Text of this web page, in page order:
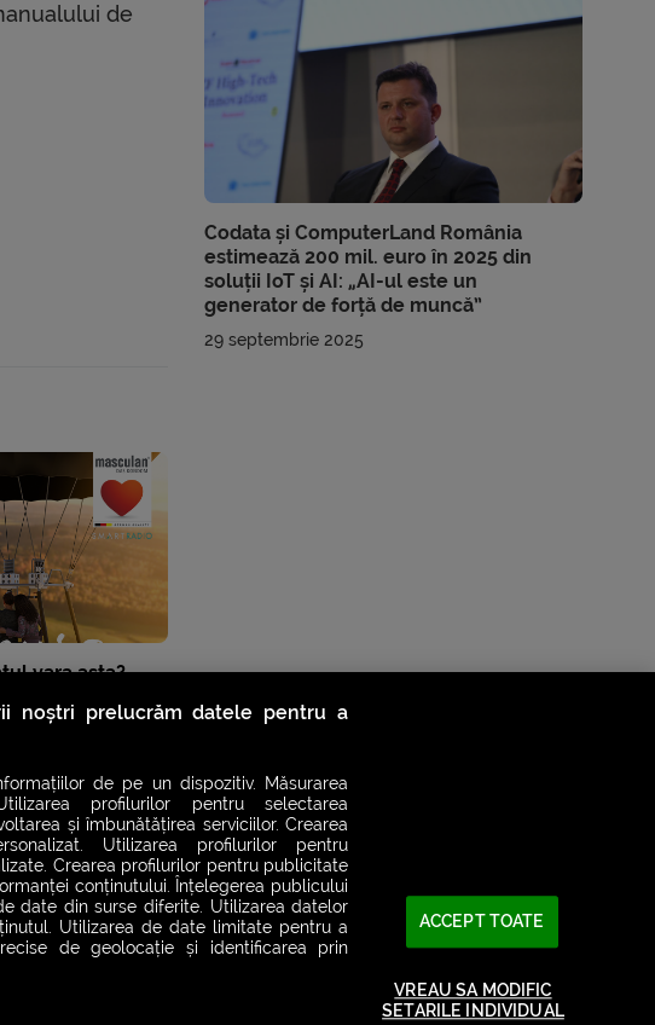
de
vara asta?
Codata și ComputerLand România
estimează 200 mil. euro în 2025 din
soluții IoT și AI: „AI-ul este un
generator de forță de muncă”
29 septembrie 2025
noștri prelucrăm datele pentru a
de pe un dispozitiv. Măsurarea
profilurilor pentru selectarea
și îmbunătățirea serviciilor. Crearea
Utilizarea profilurilor pentru
Crearea profilurilor pentru publicitate
conținutului. Înțelegerea publicului
date din surse diferite. Utilizarea datelor
Utilizarea de date limitate pentru a
de geolocație și identificarea prin
ACCEPT TOATE
VREAU SA MODIFIC
SETARILE INDIVIDUAL